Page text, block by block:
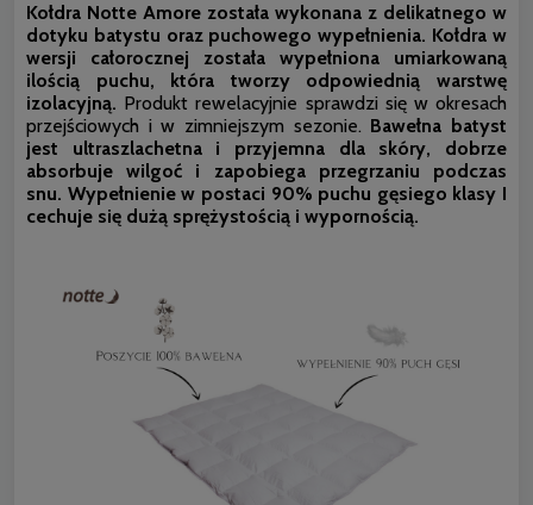
Kołdra Notte Amore została wykonana z delikatnego w
dotyku batystu oraz puchowego wypełnienia. Kołdra w
wersji całorocznej została wypełniona umiarkowaną
ilością puchu, która tworzy odpowiednią warstwę
izolacyjną. Produkt rewelacyjnie sprawdzi się w okresach
przejściowych i w zimniejszym sezonie. Bawełna batyst
jest ultraszlachetna i przyjemna dla skóry, dobrze
absorbuje wilgoć i zapobiega przegrzaniu podczas
snu. Wypełnienie w postaci 90% puchu gęsiego klasy I
cechuje się dużą sprężystością i wypornością.